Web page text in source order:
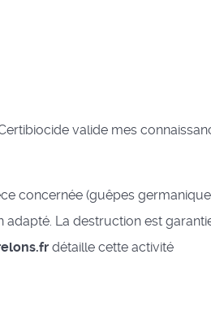
valide mes
concernée (guêpes
La destruction est
détaille cette activité